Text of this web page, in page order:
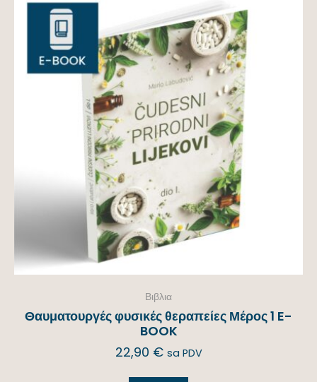
Βιβλια
Θαυματουργές φυσικές θεραπείες Μέρος 1 E-
BOOK
22,90 € sa PDV